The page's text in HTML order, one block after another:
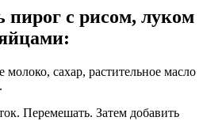
пирог с рисом, луком
молоко, сахар, растительное масло
Перемешать. Затем добавить